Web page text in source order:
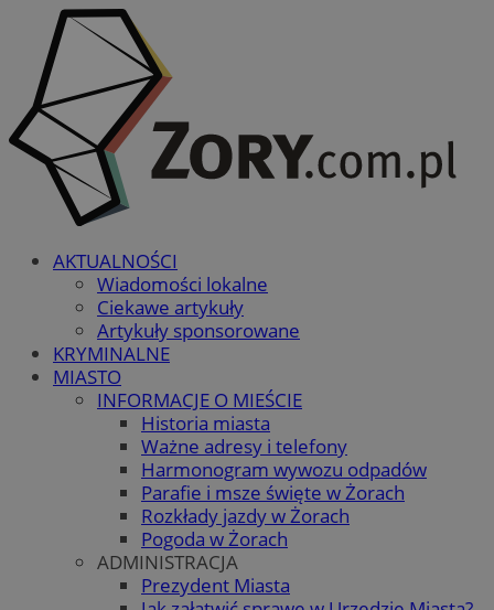
AKTUALNOŚCI
Wiadomości lokalne
Ciekawe artykuły
Artykuły sponsorowane
KRYMINALNE
MIASTO
INFORMACJE O MIEŚCIE
Historia miasta
Ważne adresy i telefony
Harmonogram wywozu odpadów
Parafie i msze święte w Żorach
Rozkłady jazdy w Żorach
Pogoda w Żorach
ADMINISTRACJA
Prezydent Miasta